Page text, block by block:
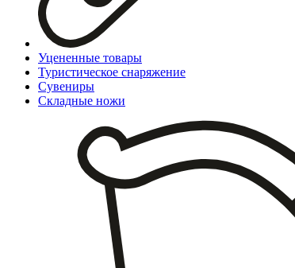
Уцененные товары
Туристическое снаряжение
Сувениры
Складные ножи